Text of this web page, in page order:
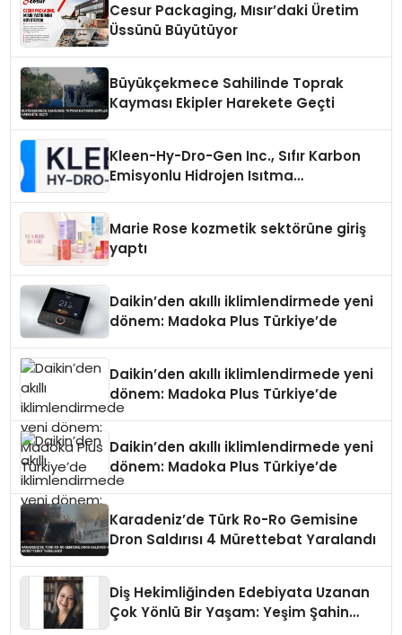
Cesur Packaging, Mısır’daki Üretim
Üssünü Büyütüyor
Büyükçekmece Sahilinde Toprak
Kayması Ekipler Harekete Geçti
Kleen-Hy-Dro-Gen Inc., Sıfır Karbon
Emisyonlu Hidrojen Isıtma
Marie Rose kozmetik sektörüne giriş
yaptı
Daikin’den akıllı iklimlendirmede yeni
dönem: Madoka Plus Türkiye’de
Daikin’den akıllı iklimlendirmede yeni
dönem: Madoka Plus Türkiye’de
Daikin’den akıllı iklimlendirmede yeni
dönem: Madoka Plus Türkiye’de
Karadeniz’de Türk Ro-Ro Gemisine
Dron Saldırısı 4 Mürettebat Yaralandı
Diş Hekimliğinden Edebiyata Uzanan
Çok Yönlü Bir Yaşam: Yeşim Şahin